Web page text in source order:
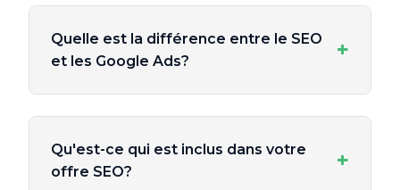
Quelle est la différence entre le SEO
et les Google Ads?
+
Qu'est-ce qui est inclus dans votre
offre SEO?
+